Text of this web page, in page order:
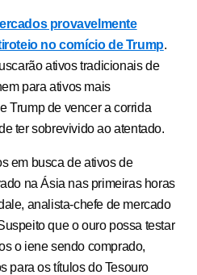
provavelmente
no comício de Trump.
ativos tradicionais de
para ativos mais
Trump de vencer a corrida
ter sobrevivido ao atentado.
em busca de ativos de
na Ásia nas primeiras horas
analista-chefe de mercado
que o ouro possa testar
o iene sendo comprado,
para os títulos do Tesouro